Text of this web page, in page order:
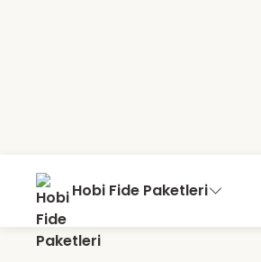
Hobi Fide Paketleri